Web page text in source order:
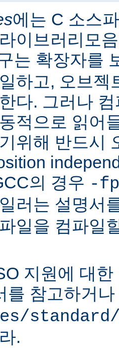
에는 C 소스
이브러리모
는 확장자를
하고, 오브젝
다. 그러나
적으로 읽어
위해 반드시
의 경우 -
러는 설명서
일을 컴파일
지원에 대
를 참고하거나
standard/
.